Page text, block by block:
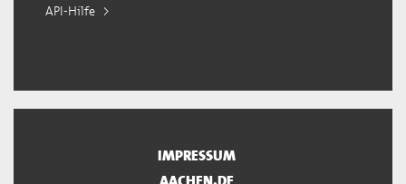
API-Hilfe
IMPRESSUM